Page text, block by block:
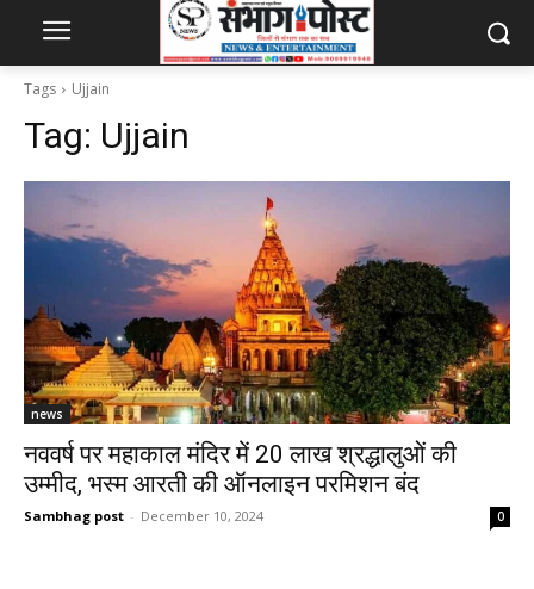
Tags Ujjain
Tag: Ujjain
news
नववर्ष पर महाकाल मंदिर में 20 लाख श्रद्धालुओं की
उम्मीद, भस्म आरती की ऑनलाइन परमिशन बंद
Sambhag post - December 10, 2024 0